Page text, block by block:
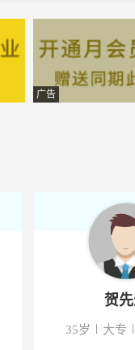
饮服务
四川攀西邛海
西昌万顺叫车
中移铁通有限
西昌市航天宏
四川名伽新美
广告
贺
35岁 大专